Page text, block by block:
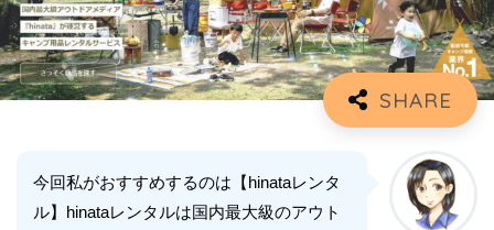
今回私がおすすめするのは【hinataレンタ
ル】hinataレンタルは国内最大級のアウト